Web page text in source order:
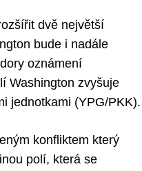
dvě největší
bude i nadále
oznámení
Washington zvyšuje
jednotkami (YPG/PKK).
konfliktem který
polí, která se